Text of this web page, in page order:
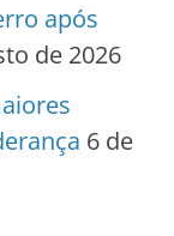
após
de 2026
6 de